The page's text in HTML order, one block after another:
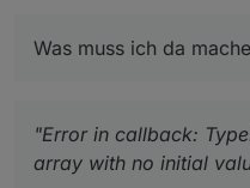
javascript.1
2024-06-01
Was muss ich da
"Error in callback:
array with no initial